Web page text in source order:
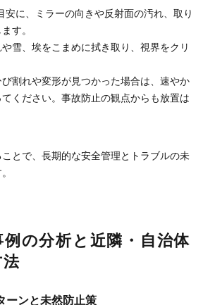
安に、ミラーの向きや反射面の汚れ、取り
す。
雪、埃をこまめに拭き取り、視界をクリ
割れや変形が見つかった場合は、速やか
ください。事故防止の観点からも放置は
とで、長期的な安全管理とトラブルの未
例の分析と近隣・自治体
ーンと未然防止策